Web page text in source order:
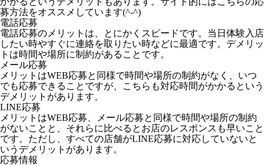
募方法をオススメしています(^-^)
電話応募
電話応募のメリットは、とにかくスピードです。当日体験入店
したい時やすぐに連絡を取りたい時などに最適です。デメリッ
トは時間や場所に制約があることです。
メール応募
メリットはWEB応募と同様で時間や場所の制約がなく、いつ
でも応募できることですが、こちらも対応時間がかかるという
デメリットがあります。
LINE応募
メリットはWEB応募、メール応募と同様で時間や場所の制約
がないことと、それらに比べるとお店のレスポンスも早いこと
です。ただし、すべての店舗がLINE応募に対応していないと
いうデメリットがあります。
応募情報